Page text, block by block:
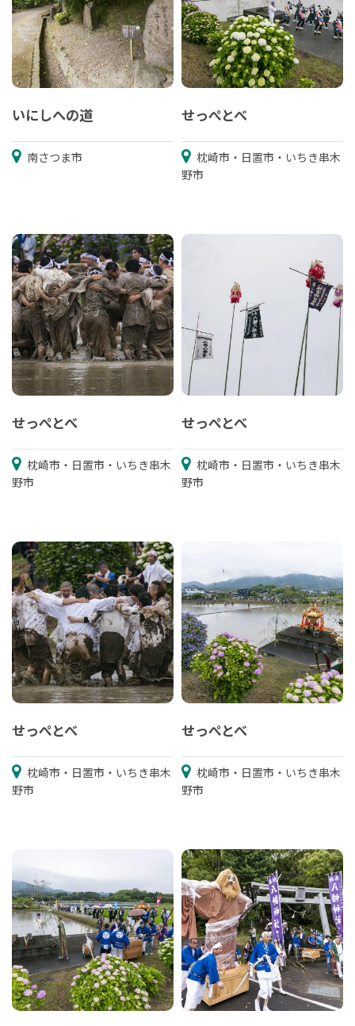
いにしへの道
南さつま市
せっぺとべ
枕崎市・日置市・いちき串木
野市
せっぺとべ
枕崎市・日置市・いちき串木
野市
せっぺとべ
枕崎市・日置市・いちき串木
野市
せっぺとべ
枕崎市・日置市・いちき串木
野市
せっぺとべ
枕崎市・日置市・いちき串木
野市